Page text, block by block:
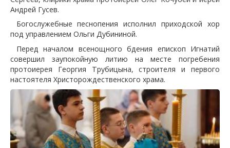
Андрей Гусев.
Богослужебные песнопения исполнил приходской хор
под управлением Ольги Дубининой.
Перед началом всенощного бдения епископ Игнатий
совершил заупокойную литию на месте погребения
протоиерея Георгия Трубицына, строителя и первого
настоятеля Христорождественского храма.